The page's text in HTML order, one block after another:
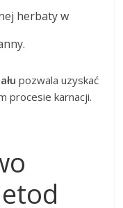
herbaty w
pozwala uzyskać
procesie karnacji.